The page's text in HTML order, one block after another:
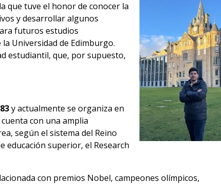
que tuve el honor de conocer la
y desarrollar algunos
futuros estudios
Universidad de Edimburgo.
estudiantil, que, por supuesto,
y actualmente se organiza en
con una amplia
según el sistema del Reino
educación superior, el Research
con premios Nobel, campeones olímpicos,